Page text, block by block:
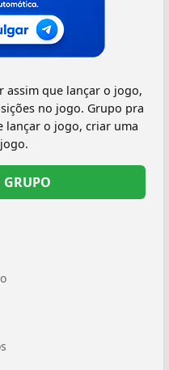
assim que lançar o jogo,
no jogo. Grupo pra
lançar o jogo, criar uma